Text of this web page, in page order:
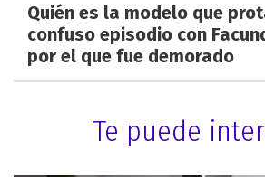
Quién es la modelo que
confuso episodio con
por el que fue demorado
Te puede